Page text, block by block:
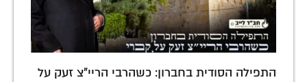
התפילה הסודית בחברון: כשהרבי הריי"צ זעק על